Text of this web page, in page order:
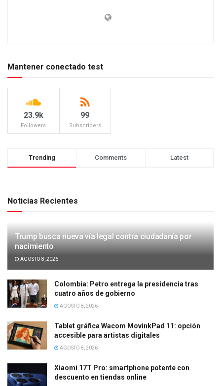
Mantener conectado test
23.9k
Followers
99
Subscribers
Trending Comments Latest
Noticias Recientes
Trump busca nueva vía legal contra ciudadanía por
nacimiento
AGOSTO 8, 2026
Colombia: Petro entrega la presidencia tras
cuatro años de gobierno
AGOSTO 8, 2026
Tablet gráfica Wacom MovinkPad 11: opción
accesible para artistas digitales
AGOSTO 8, 2026
Xiaomi 17T Pro: smartphone potente con
descuento en tiendas online